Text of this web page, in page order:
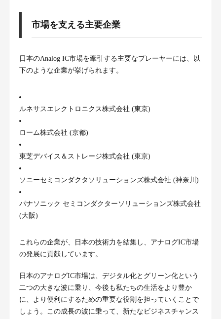
市場を支える主要企業
日本のAnalog IC市場を牽引する主要なプレーヤーには、以
下のような企業が挙げられます。
ルネサスエレクトロニクス株式会社 (東京)
ローム株式会社 (京都)
東芝デバイス＆ストレージ株式会社 (東京)
ソニーセミコンダクタソリューションズ株式会社 (神奈川)
パナソニック セミコンダクターソリューションズ株式会社
(大阪)
これらの企業が、日本の技術力を結集し、アナログIC市場
の発展に貢献しています。
日本のアナログIC市場は、デジタル化とグリーン化という
二つの大きな波に乗り、今後も私たちの生活をより豊か
に、より便利にするための重要な役割を担っていくことで
しょう。この成長の波に乗って、新たなビジネスチャンス